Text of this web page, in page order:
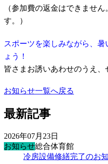
（参加費の返金はできませ
す。）
スポーツを楽しみながら、
ょう！
皆さまお誘いあわせのうえ、
お知らせ一覧へ戻る
最新記事
2026年07月23日
お知らせ総合体育館
冷房設備修繕完了のお